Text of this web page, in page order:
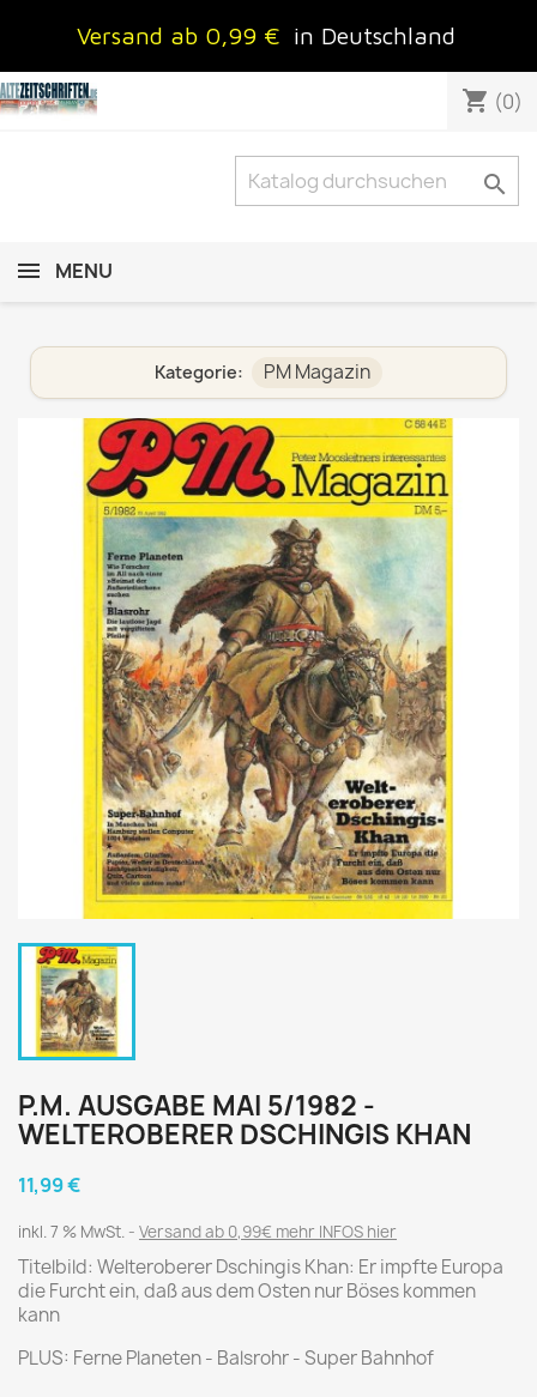
Versand ab 0,99 € in Deutschland
shopping_cart (0)

MENU
Kategorie: PM Magazin
P.M. AUSGABE MAI 5/1982 -
WELTEROBERER DSCHINGIS KHAN
11,99 €
inkl. 7 % MwSt. Versand ab 0,99€ mehr INFOS hier
Titelbild: Welteroberer Dschingis Khan: Er impfte Europa
die Furcht ein, daß aus dem Osten nur Böses kommen
kann
PLUS: Ferne Planeten - Balsrohr - Super Bahnhof